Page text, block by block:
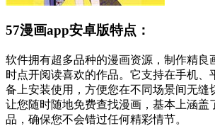
57漫画app安卓版特点：
软件拥有超多品种的漫画资源，制作精良
时点开阅读喜欢的作品。它支持在手机、
备上安装使用，方便您在不同场景间无缝
让您随时随地免费查找漫画，基本上涵盖
品，确保您不会错过任何精彩情节。